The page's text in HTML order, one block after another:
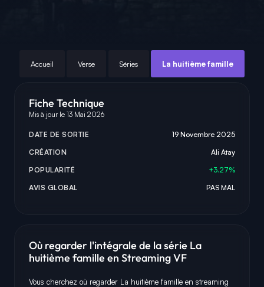
Accueil Verse Séries La huitième famille
Fiche Technique
Mis à jour le 13 Mai 2026
DATE DE SORTIE
19 Novembre 2025
CRÉATION
Ali Atay
POPULARITÉ
+3.27%
AVIS GLOBAL
PAS MAL
Où regarder l'intégrale de la série La
huitième famille en Streaming VF
Vous cherchez où regarder La huitième famille en streaming